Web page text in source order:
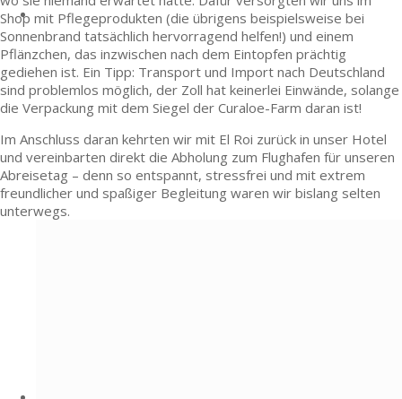
Shop mit Pflegeprodukten (die übrigens beispielsweise bei
Sonnenbrand tatsächlich hervorragend helfen!) und einem
Pflänzchen, das inzwischen nach dem Eintopfen prächtig
gediehen ist. Ein Tipp: Transport und Import nach Deutschland
sind problemlos möglich, der Zoll hat keinerlei Einwände, solange
die Verpackung mit dem Siegel der Curaloe-Farm daran ist!
Im Anschluss daran kehrten wir mit El Roi zurück in unser Hotel
und vereinbarten direkt die Abholung zum Flughafen für unseren
Abreisetag – denn so entspannt, stressfrei und mit extrem
freundlicher und spaßiger Begleitung waren wir bislang selten
unterwegs.